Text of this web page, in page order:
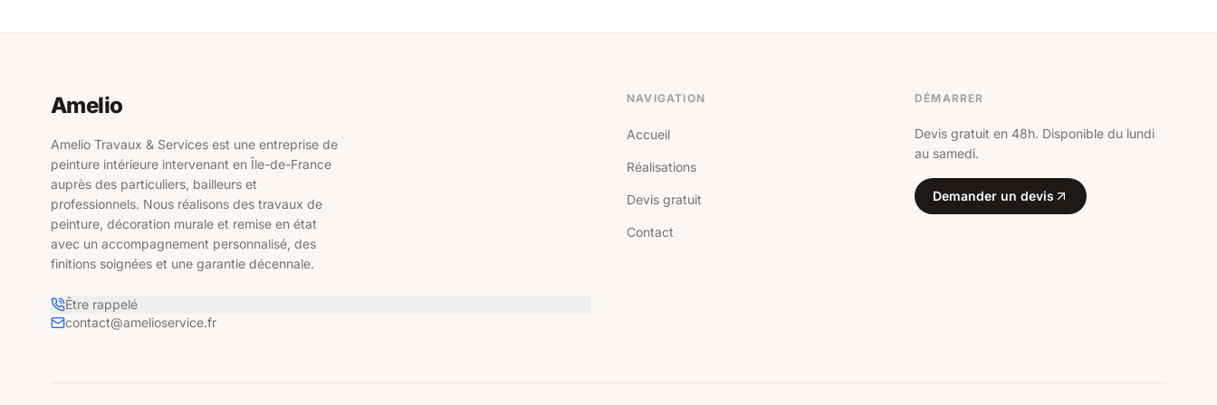
Amelio
Amelio Travaux & Services est une entreprise de
peinture intérieure intervenant en Île-de-France
auprès des particuliers, bailleurs et
professionnels. Nous réalisons des travaux de
peinture, décoration murale et remise en état
avec un accompagnement personnalisé, des
finitions soignées et une garantie décennale.
Être rappelé
contact@amelioservice.fr
NAVIGATION
Accueil
Réalisations
Devis gratuit
Contact
DÉMARRER
Devis gratuit en 48h. Disponible du lundi
au samedi.
Demander un devis